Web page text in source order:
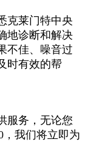
克莱门特中央
地诊断和解决
不佳、噪音过
时有效的帮
服务，无论您
，我们将立即为